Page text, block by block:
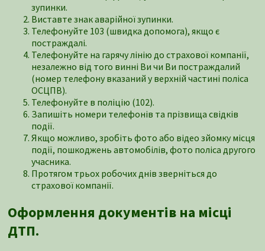
зупинки.
Виставте знак аварійної зупинки.
Телефонуйте 103 (швидка допомога), якщо є
постраждалі.
Телефонуйте на гарячу лінію до страхової компанії,
незалежно від того винні Ви чи Ви постраждалий
(номер телефону вказаний у верхній частині поліса
ОСЦПВ).
Телефонуйте в поліцію (102).
Запишіть номери телефонів та прізвища свідків
події.
Якщо можливо, зробіть фото або відео зйомку місця
події, пошкоджень автомобілів, фото поліса другого
учасника.
Протягом трьох робочих днів зверніться до
страхової компанії.
Оформлення документів на місці
ДТП.